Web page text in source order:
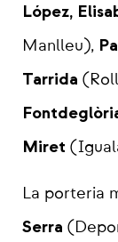
López,
Manlleu),
Tarrida
Miret
La porteria
Serra